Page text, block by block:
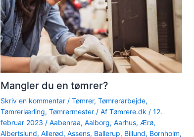
Mangler du en tømrer?
Skriv en kommentar / Tømrer, Tømrerarbejde,
Tømrerlærling, Tømrermester/ Af Tømrere.dk / 12.
februar 2023 / Aabenraa, Aalborg, Aarhus, Ærø,
Albertslund, Allerød, Assens, Ballerup, Billund, Bornholm,